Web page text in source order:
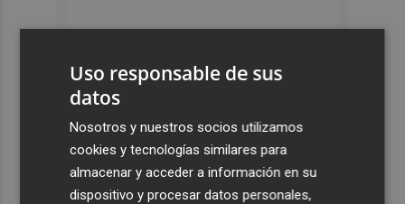
Últimas Noticias
El desempleo en EEUU baja en julio al 4,1 %, con una
pérdida de 23.000 empleos
Uso responsable de sus
datos
Nosotros y nuestros socios utilizamos
cookies y tecnologías similares para
almacenar y acceder a información en su
dispositivo y procesar datos personales,